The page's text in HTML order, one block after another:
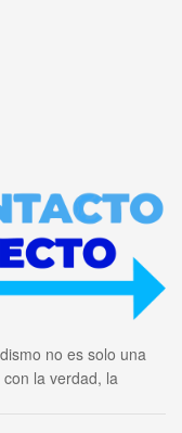
no es solo una
la verdad, la